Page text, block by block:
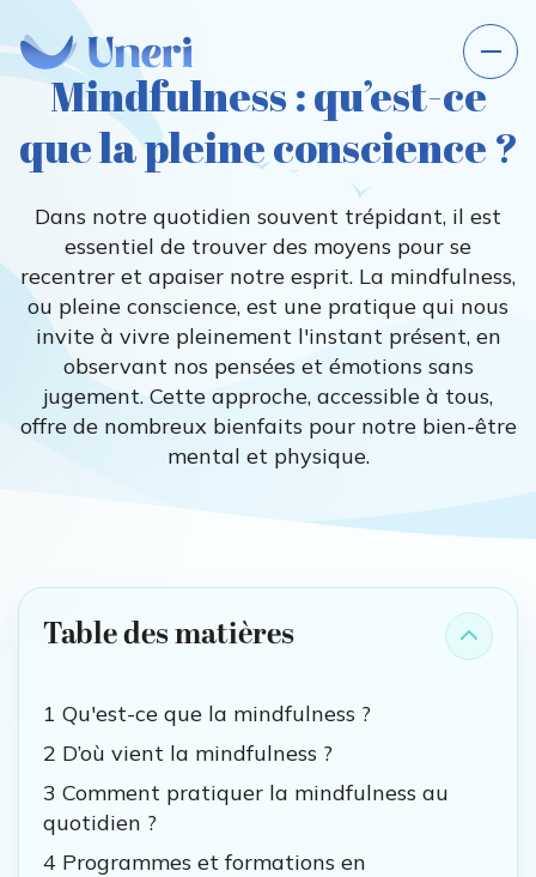
Mindfulness : qu’est-ce
que la pleine conscience ?
Dans notre quotidien souvent trépidant, il est
essentiel de trouver des moyens pour se
recentrer et apaiser notre esprit. La mindfulness,
ou pleine conscience, est une pratique qui nous
invite à vivre pleinement l'instant présent, en
observant nos pensées et émotions sans
jugement. Cette approche, accessible à tous,
offre de nombreux bienfaits pour notre bien-être
mental et physique.
Table des matières
1 Qu'est-ce que la mindfulness ?
2 D’où vient la mindfulness ?
3 Comment pratiquer la mindfulness au
quotidien ?
4 Programmes et formations en